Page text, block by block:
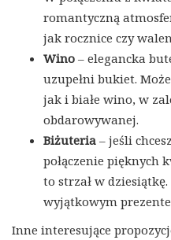
romantyczną
jak rocznice czy
Wino – elegancka
uzupełni bukiet.
jak i białe wino, w
obdarowywanej.
Biżuteria – jeśli
połączenie pięknych
to strzał w
wyjątkowym
Inne interesujące